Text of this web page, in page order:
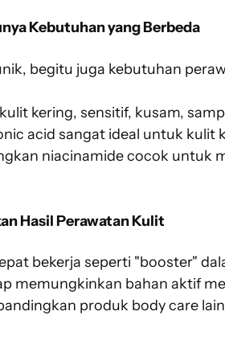
Kebutuhan yang Berbeda
begitu juga kebutuhan
kering, sensitif, kusam,
acid sangat ideal untuk
niacinamide cocok untuk
Hasil Perawatan Kulit
bekerja seperti "booster"
memungkinkan bahan aktif
produk body care